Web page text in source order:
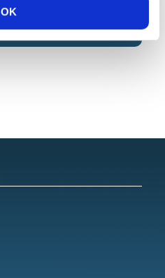
OK